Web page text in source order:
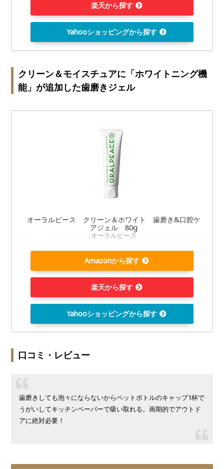
楽天から探す
Yahooショッピングから探す
クリーン＆モイスチュアに「ホワイトニング機
能」が追加した歯磨きジェル
オーラルピース クリーン＆ホワイト 歯磨き&口腔ケ
アジェル 80g
オーラルピース
Amazonから探す
楽天から探す
Yahooショッピングから探す
口コミ・レビュー
歯磨きしても泡々にならないからペットボトルのキャップ1杯で
うがいしてキッチンペーパーで吸い取れる。画期的でアウトド
アに絶対必要！